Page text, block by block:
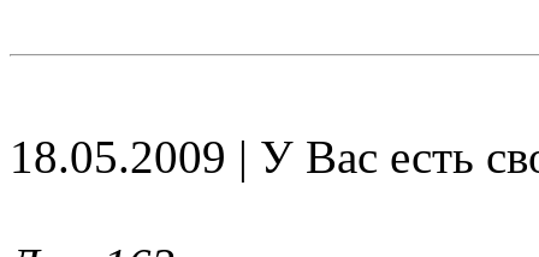
18.05.2009 | У Вас есть